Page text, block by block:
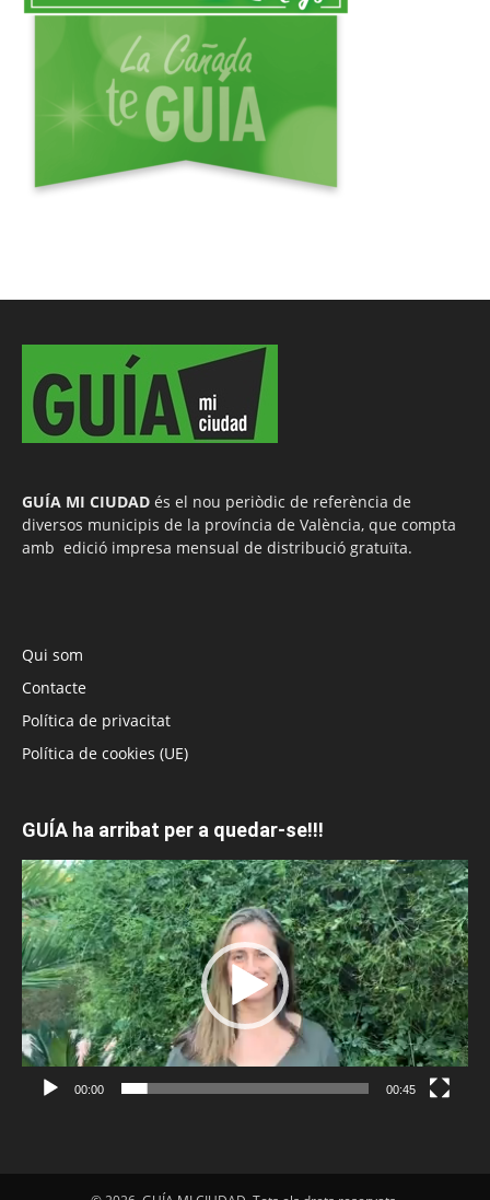
GUÍA MI CIUDAD és el nou periòdic de referència de
diversos municipis de la província de València, que compta
amb edició impresa mensual de distribució gratuïta.
Qui som
Contacte
Política de privacitat
Política de cookies (UE)
GUÍA ha arribat per a quedar-se!!!
Reproductor
de
vídeo
00:00 00:45